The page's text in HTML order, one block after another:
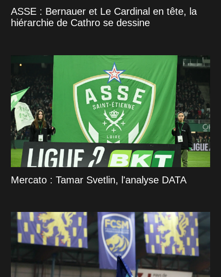
ASSE : Bernauer et Le Cardinal en tête, la
hiérarchie de Cathro se dessine
Mercato : Tamar Svetlin, l'analyse DATA